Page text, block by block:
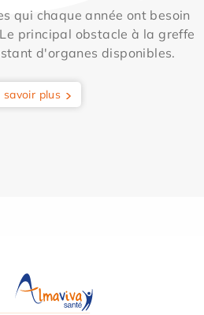
qui chaque année ont besoin
principal obstacle à la greffe
d'organes disponibles.
savoir plus